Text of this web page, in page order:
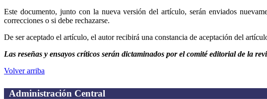
Este documento, junto con la nueva versión del artículo, serán enviados
correcciones o si debe rechazarse.
De ser aceptado el artículo, el autor recibirá una constancia de aceptación del
Las reseñas y ensayos críticos serán dictaminados por el comité editorial de la
Volver arriba
Administración Central